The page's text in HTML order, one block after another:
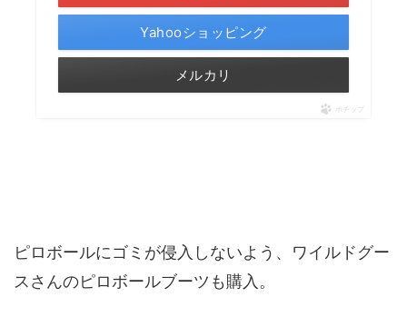
Yahooショッピング
メルカリ
ポチップ
ピロボールにゴミが侵入しないよう、ワイルドグー
スさんのピロボールブーツも購入。